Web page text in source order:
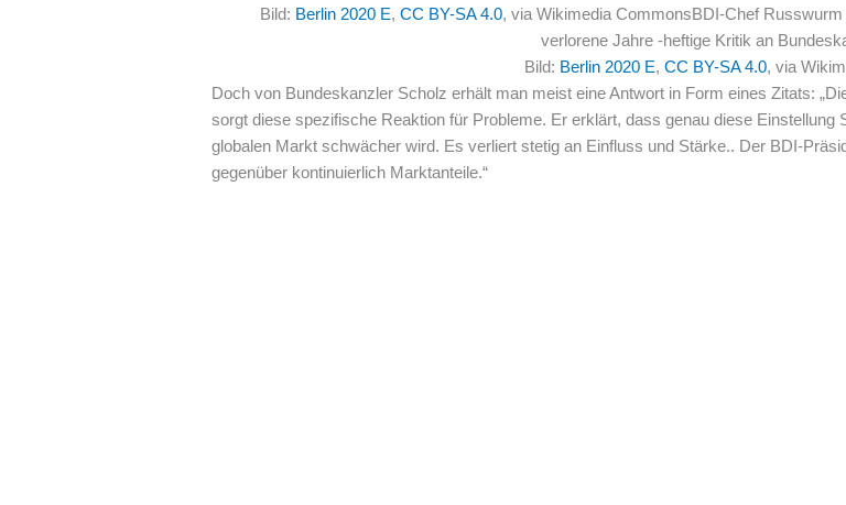
Bild: Berlin 2020 E, CC BY-SA 4.0, via Wikimedia CommonsBDI-Chef
verlorene Jahre -heftige Kritik an
Bild: Berlin 2020 E, CC BY-SA 4.0, via
Doch von Bundeskanzler Scholz erhält man meist eine Antwort in Form eines Zitats:
sorgt diese spezifische Reaktion für Probleme. Er erklärt, dass genau diese
globalen Markt schwächer wird. Es verliert stetig an Einfluss und Stärke.. Der BDI-
gegenüber kontinuierlich Marktanteile.“